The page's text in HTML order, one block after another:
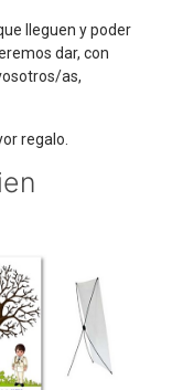
lleguen y poder
dar, con
as,
regalo.